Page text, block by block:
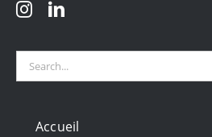
Search
Accueil